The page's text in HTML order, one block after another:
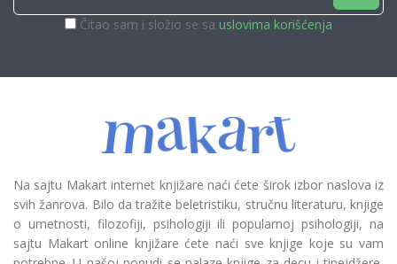
Čitao sam i složio se sa uslovima korišćenja
Na sajtu Makart internet knjižare naći ćete širok izbor naslova iz
svih žanrova. Bilo da tražite beletristiku, stručnu literaturu, knjige
o umetnosti, filozofiji, psihologiji ili popularnoj psihologiji, na
sajtu Makart online knjižare ćete naći sve knjige koje su vam